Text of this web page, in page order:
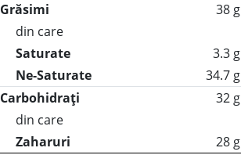
Grăsimi
38 g
din care
Saturate
3.3 g
Ne-Saturate
34.7 g
Carbohidrați
32 g
din care
Zaharuri
28 g